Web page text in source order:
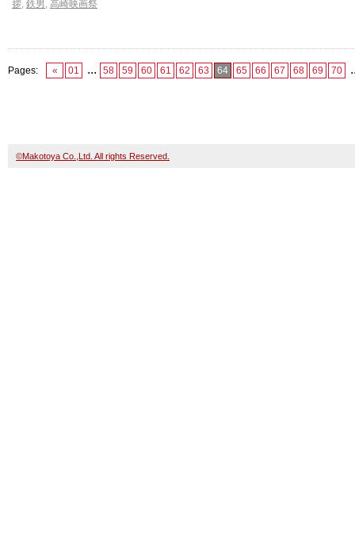
拶, 鉄男, 高崎映画祭
Pages: « 01 ... 58 59 60 61 62 63 64 65 66 67 68 69 70
©Makotoya Co.,Ltd. All rights Reserved.